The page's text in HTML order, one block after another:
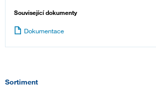
Související dokumenty
Dokumentace
Sortiment